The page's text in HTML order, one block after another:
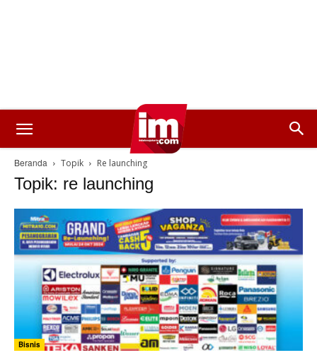
Beranda Topik Re launching
Topik: re launching
Bisnis